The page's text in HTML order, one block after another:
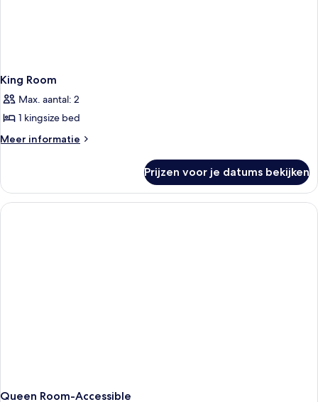
King Room
Max. aantal: 2
1 kingsize bed
Meer informatie
Meer
Room
Prijzen voor je datums bekijken
Queen Room-Accessible